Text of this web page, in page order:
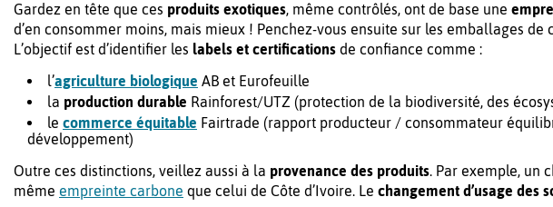
Gardez en tête que ces produits exotiques, même contrôlés, ont de base une
d’en consommer moins, mais mieux ! Penchez-vous ensuite sur les emballages de
L’objectif est d’identifier les labels et certifications de confiance comme :
l’agriculture biologique AB et Eurofeuille
la production durable Rainforest/UTZ (protection de la biodiversité, des
le commerce équitable Fairtrade (rapport producteur / consommateur
développement)
Outre ces distinctions, veillez aussi à la provenance des produits. Par exemple, un
même empreinte carbone que celui de Côte d’Ivoire. Le changement d’usage des